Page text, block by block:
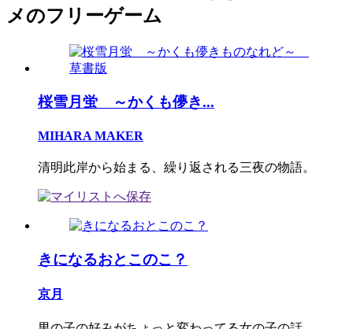
メのフリーゲーム
桜雪月蛍 ～かくも儚き...
MIHARA MAKER
清明此岸から始まる、繰り返される三夜の物語。
きになるおとこのこ？
京月